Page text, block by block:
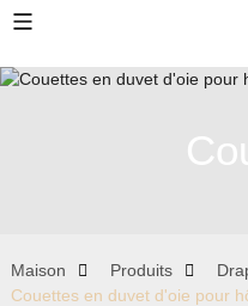
Maison Produits
Couettes en duvet d'oie pour